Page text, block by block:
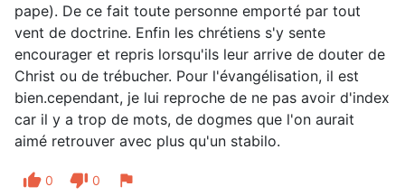
pape). De ce fait toute personne emporté par tout
vent de doctrine. Enfin les chrétiens s'y sente
encourager et repris lorsqu'ils leur arrive de douter de
Christ ou de trébucher. Pour l'évangélisation, il est
bien.cependant, je lui reproche de ne pas avoir d'index
car il y a trop de mots, de dogmes que l'on aurait
aimé retrouver avec plus qu'un stabilo.
thumb_up 0 thumb_down 0 flag